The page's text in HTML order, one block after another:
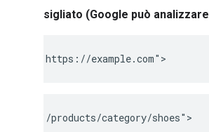
Consigliato (Google può
<a href="https://example.com">
<a href="/products/category/shoes">